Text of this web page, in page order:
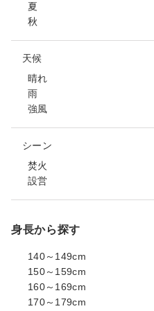
夏
秋
天候
晴れ
雨
強風
シーン
焚火
設営
身長から探す
140～149cm
150～159cm
160～169cm
170～179cm